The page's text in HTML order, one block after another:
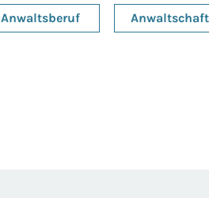
Anwaltsberuf Anwaltschaft